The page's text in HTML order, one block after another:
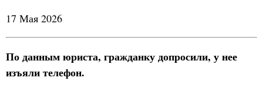
17 Мая 2026
По данным юриста, гражданку допросили, у нее
изъяли телефон.